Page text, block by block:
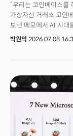
“우리는 코인베이스를
가상자산 거래소 코인
보낸 메모에서 AI 시대
강조했다. 회사 전체
일이라고 판단한 셈이
manager)’ 직군을 없
코치(player-coach)’
책임은 더 커졌고, 한
CEO 아래 조직 계층은
박원익 2026.07.08